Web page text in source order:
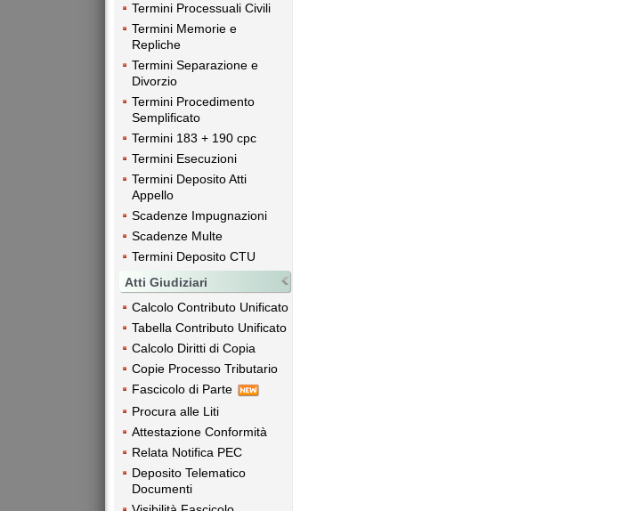
Termini Processuali Civili
Termini Memorie e
Repliche
Termini Separazione e
Divorzio
Termini Procedimento
Semplificato
Termini 183 + 190 cpc
Termini Esecuzioni
Termini Deposito Atti
Appello
Scadenze Impugnazioni
Scadenze Multe
Termini Deposito CTU
Atti Giudiziari
Calcolo Contributo Unificato
Tabella Contributo Unificato
Calcolo Diritti di Copia
Copie Processo Tributario
Fascicolo di Parte
Procura alle Liti
Attestazione Conformità
Relata Notifica PEC
Deposito Telematico
Documenti